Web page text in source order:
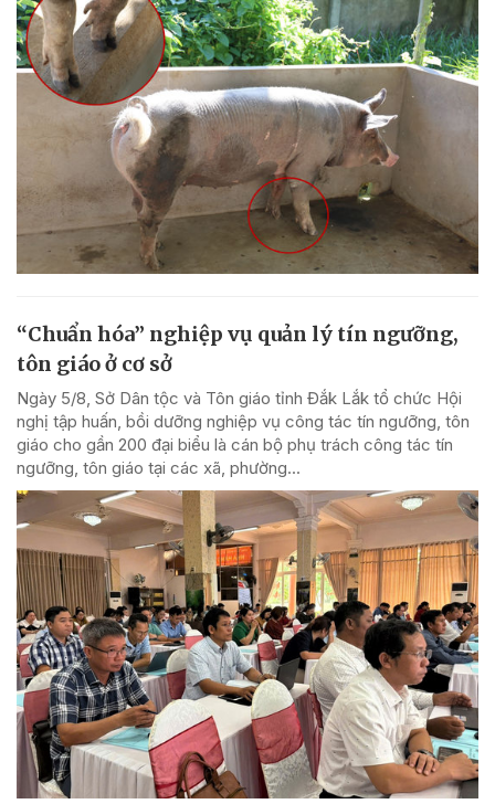
“Chuẩn hóa” nghiệp vụ quản lý tín ngưỡng,
tôn giáo ở cơ sở
Ngày 5/8, Sở Dân tộc và Tôn giáo tỉnh Đắk Lắk tổ chức Hội
nghị tập huấn, bồi dưỡng nghiệp vụ công tác tín ngưỡng, tôn
giáo cho gần 200 đại biểu là cán bộ phụ trách công tác tín
ngưỡng, tôn giáo tại các xã, phường...